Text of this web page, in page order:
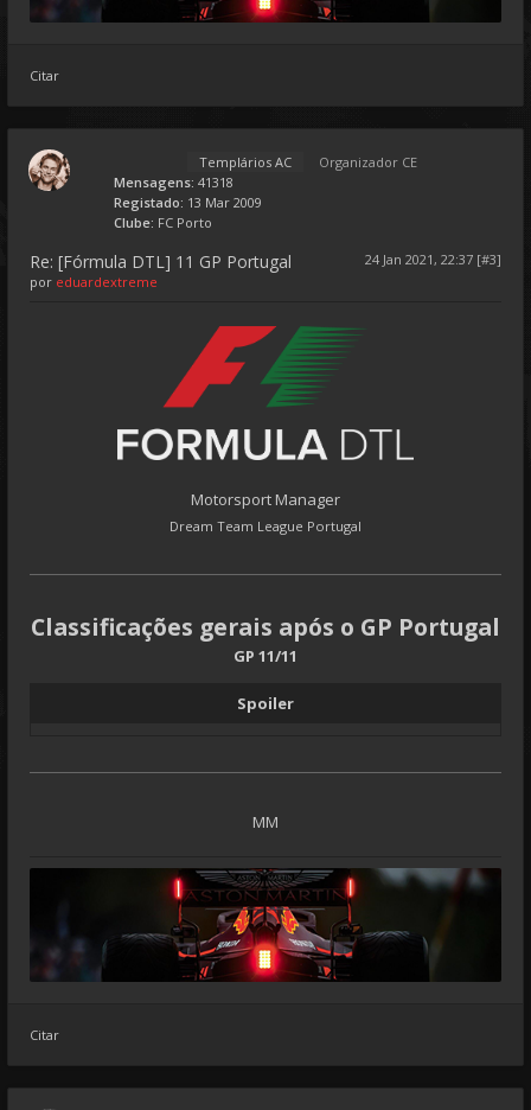
Citar
Templários AC
Organizador CE
Mensagens: 41318
Registado: 13 Mar 2009
Clube: FC Porto
Re: [Fórmula DTL] 11 GP Portugal
24 Jan 2021, 22:37 [#3]
por eduardextreme
Motorsport Manager
Dream Team League Portugal
Classificações gerais após o GP Portugal
GP 11/11
Spoiler
MM
Citar